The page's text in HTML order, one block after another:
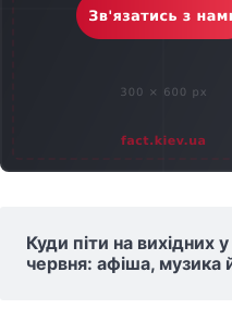
Куди піти на вихідних
червня: афіша, музика